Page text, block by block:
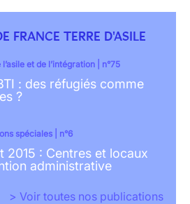
FRANCE TERRE D'ASILE
et de l’intégration | n°75
: des réfugiés comme
?
spéciales | n°6
2015 : Centres et locaux
administrative
> Voir toutes nos publications